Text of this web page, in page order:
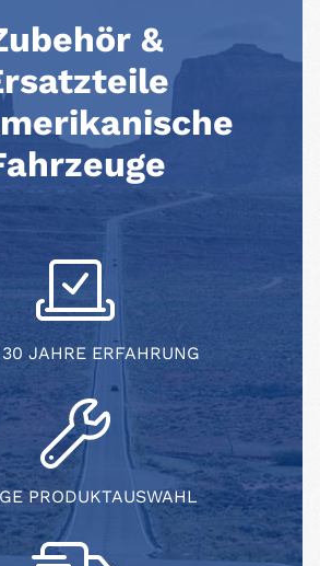
&
30 JAHRE ERFAHRUNG
PRODUKTAUSWAHL